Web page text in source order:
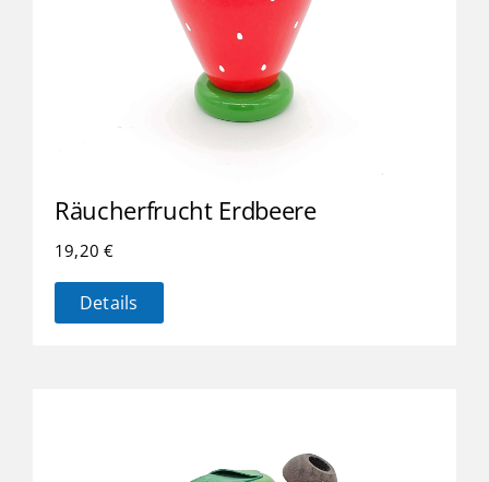
Räucherfrucht Erdbeere
19,20€
Details